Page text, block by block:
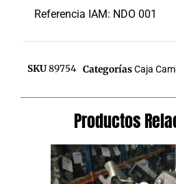
Referencia IAM: NDO 001
SKU89754 CategoríasCaja
Productos